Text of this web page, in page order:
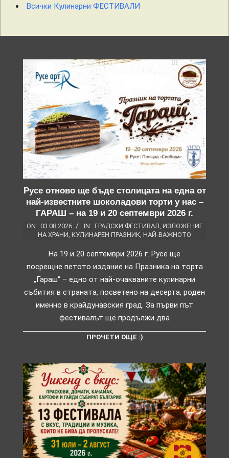
Всички Кулинарни ФЕСТИВАЛИ
Русе отново ще бъде столицата на една от
най-известните шоколадови торти у нас –
ГАРАШ – на 19 и 20 септември 2026 г.
ON: 03.08.2026 IN: ГРАДСКИ ФЕСТИВАЛ, ИЗЛОЖЕНИЕ
НА ХРАНИ, КУЛИНАРЕН ПРАЗНИК, НАЙ-ВАЖНОТО
На 19 и 20 септември 2026 г. Русе ще
посрещне петото издание на Празника на торта
„Гараш“ – едно от най-очакваните кулинарни
събития в страната, посветено на десерта, роден
именно в крайдунавския град. За първи път
фестивалът ще продължи два
ПРОЧЕТИ ОЩЕ :)